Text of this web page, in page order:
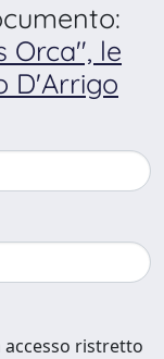
Orca", le
D'Arrigo
ristretto